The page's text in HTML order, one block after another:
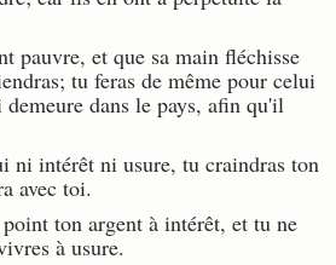
pauvre, et que sa main fléchisse
tu feras de même pour celui
dans le pays, afin qu'il
ni intérêt ni usure, tu craindras ton
avec toi.
ton argent à intérêt, et tu ne
à usure.